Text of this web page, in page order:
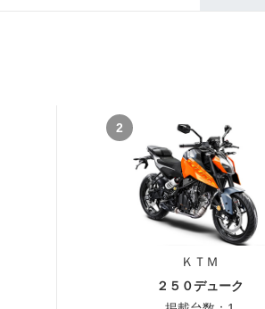
2
ＫＴＭ
２５０デューク